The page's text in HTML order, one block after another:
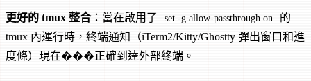
更好的 tmux 整合：當在啟用了 set -g allow-passthrough on
的
tmux 內運行時，終端通知（iTerm2/Kitty/Ghostty 彈出窗口和進
度條）現在���正確到達外部終端。